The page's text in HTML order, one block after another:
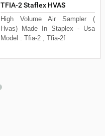
TFIA-2 Staflex HVAS
High Volume Air Sampler (
Hvas) Made In Staplex - Usa
Model : Tfia-2 , Tfia-2f